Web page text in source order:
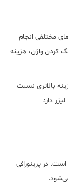
مختلفی انجام
کردن واژن، هزینه
بالاتری نسبت
دارد
است. در پرینورافی